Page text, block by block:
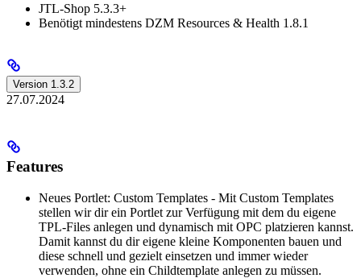
JTL-Shop 5.3.3+
Benötigt mindestens DZM Resources & Health 1.8.1
Version 1.3.2
27.07.2024
Features
Neues Portlet: Custom Templates - Mit Custom Templates
stellen wir dir ein Portlet zur Verfügung mit dem du eigene
TPL-Files anlegen und dynamisch mit OPC platzieren kannst.
Damit kannst du dir eigene kleine Komponenten bauen und
diese schnell und gezielt einsetzen und immer wieder
verwenden, ohne ein Childtemplate anlegen zu müssen.